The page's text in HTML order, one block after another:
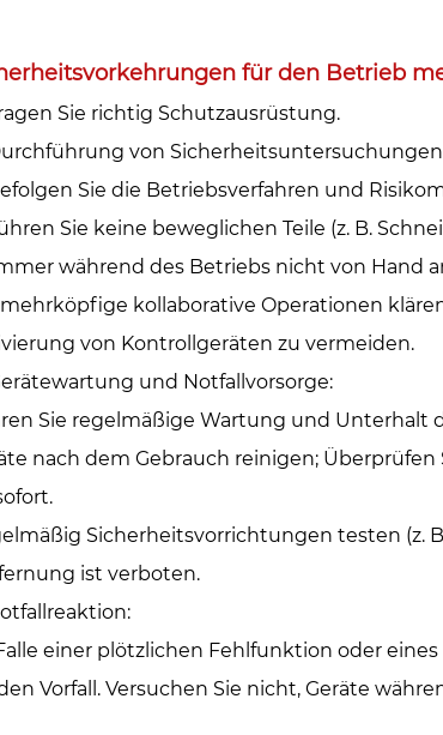
für den Betrieb
Sie richtig Schutzausrüstung.‌
von Sicherheitsuntersuchungen
Sie die Betriebsverfahren und
Sie keine beweglichen Teile (z. B.
während des Betriebs nicht von Hand
kollaborative Operationen
von Kontrollgeräten zu vermeiden.
und Notfallvorsorge:
Sie regelmäßige Wartung und Unterhalt
nach dem Gebrauch reinigen; Überprüfen
Sicherheitsvorrichtungen testen (z.
ist verboten.
einer plötzlichen Fehlfunktion oder
Vorfall. Versuchen Sie nicht, Geräte